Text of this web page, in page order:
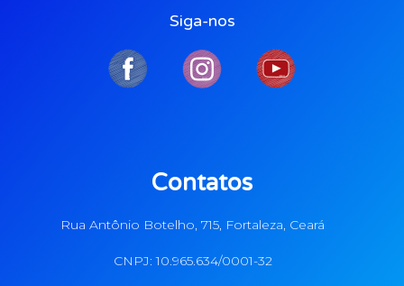
Siga-nos
Contatos
Rua Antônio Botelho, 715, Fortaleza, Ceará
CNPJ: 10.965.634/0001-32